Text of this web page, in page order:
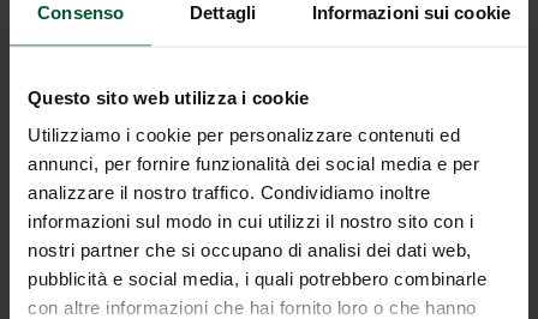
Consenso Dettagli Informazioni sui cookie
Questo sito web utilizza i cookie
Utilizziamo i cookie per personalizzare contenuti ed
annunci, per fornire funzionalità dei social media e per
analizzare il nostro traffico. Condividiamo inoltre
informazioni sul modo in cui utilizzi il nostro sito con i
nostri partner che si occupano di analisi dei dati web,
pubblicità e social media, i quali potrebbero combinarle
con altre informazioni che hai fornito loro o che hanno
anche se c'è solo un'adulto in camera
TORNA ALLA PANORAMICA